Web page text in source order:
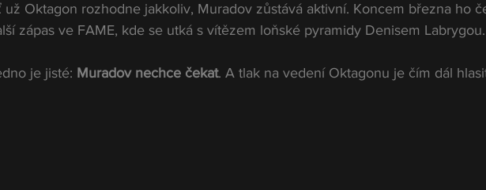
už Oktagon rozhodne jakkoliv, Muradov zůstává aktivní. Koncem března ho
zápas ve FAME, kde se utká s vítězem loňské pyramidy Denisem Labrygou.
je jisté: Muradov nechce čekat. A tlak na vedení Oktagonu je čím dál